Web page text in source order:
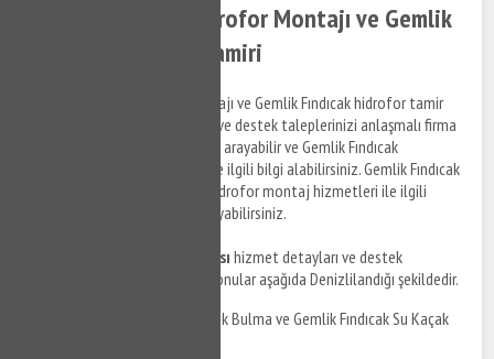
Gemlik Fındıcak Hidrofor Montajı ve Gemlik
Fındıcak Hidrofor Tamiri
Gemlik Fındıcak hidrofor montajı ve Gemlik Fındıcak hidrofor tamir
hizmetleri ile ilgili bilgi almak ve destek taleplerinizi anlaşmalı firma
personellerine iletmek için bizi arayabilir ve Gemlik Fındıcak
bölgesinde su tesisat tamiri ile ilgili bilgi alabilirsiniz. Gemlik Fındıcak
hidrofor tamir hizmetleri ve hidrofor montaj hizmetleri ile ilgili
detaylı bilgi almak için bizi arayabilirsiniz.
Gemlik Fındıcak su tesisatçısı hizmet detayları ve destek
taleplerinizi iletebileceğiniz konular aşağıda Denizlilandığı şekildedir.
Gemlik Fındıcak Su Kaçak Bulma ve Gemlik Fındıcak Su Kaçak